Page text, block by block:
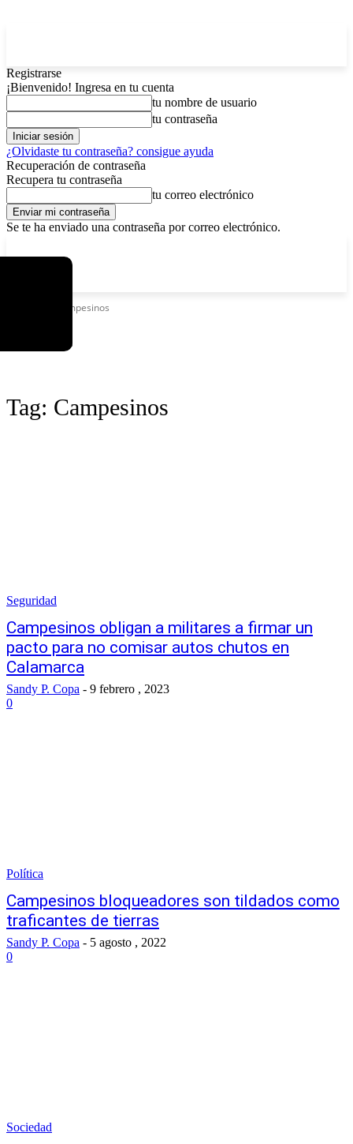
Registrarse
¡Bienvenido! Ingresa en tu cuenta
tu nombre de usuario
tu contraseña
¿Olvidaste tu contraseña? consigue ayuda
Recuperación de contraseña
Recupera tu contraseña
tu correo electrónico
Se te ha enviado una contraseña por correo electrónico.
Campesinos
Tag: Campesinos
Seguridad
Campesinos obligan a militares a firmar un
pacto para no comisar autos chutos en
Calamarca
Sandy P. Copa - 9 febrero , 2023
0
Política
Campesinos bloqueadores son tildados como
traficantes de tierras
Sandy P. Copa - 5 agosto , 2022
0
Sociedad